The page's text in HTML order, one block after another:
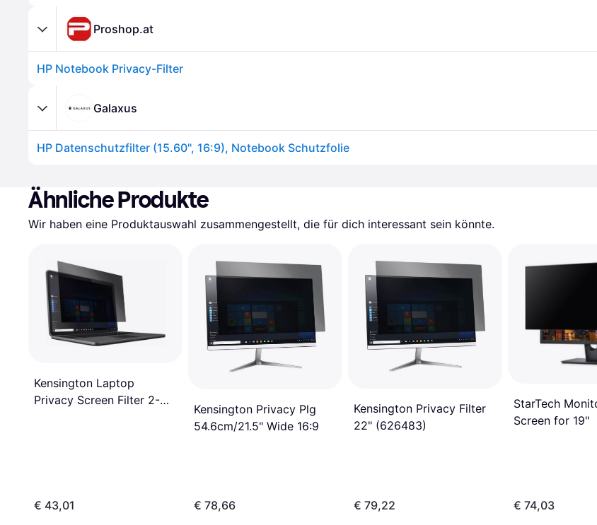
Proshop.at
HP Notebook Privacy-Filter
Galaxus
HP Datenschutzfilter (15.60", 16:9), Notebook Schutzfolie
Ähnliche Produkte
Wir haben eine Produktauswahl zusammengestellt, die für dich interessant sein könnte.
Kensington Laptop
Privacy Screen Filter 2-
€ 43,01
Kensington Privacy Plg
54.6cm/21.5" Wide 16:9
€ 78,66
Kensington Privacy Filter
22" (626483)
€ 79,22
StarTech
Screen for 19"
€ 74,03